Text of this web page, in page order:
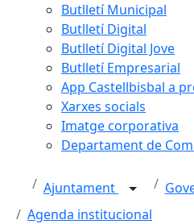
Butlletí Municipal
Butlletí Digital
Butlletí Digital Jove
Butlletí Empresarial
App Castellbisbal a
Xarxes socials
Imatge corporativa
Departament de
Ajuntament
Agenda institucional